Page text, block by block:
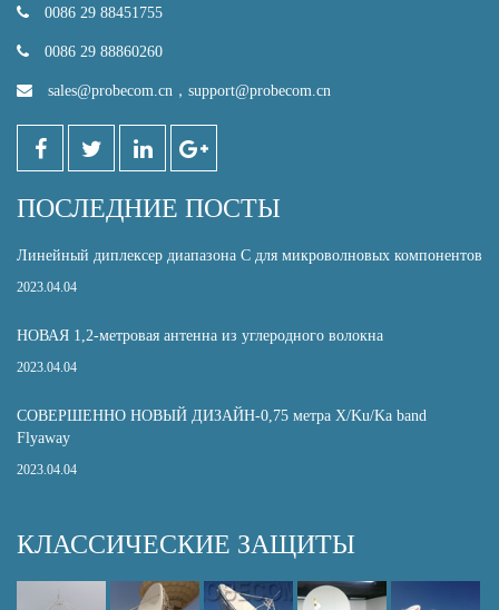
0086 29 88451755
0086 29 88860260
sales@probecom.cn ， support@probecom.cn
ПОСЛЕДНИЕ ПОСТЫ
Линейный диплексер диапазона С для микроволновых компонентов
2023.04.04
НОВАЯ 1,2-метровая антенна из углеродного волокна
2023.04.04
СОВЕРШЕННО НОВЫЙ ДИЗАЙН-0,75 метра X/Ku/Ka band
Flyaway
2023.04.04
КЛАССИЧЕСКИЕ ЗАЩИТЫ